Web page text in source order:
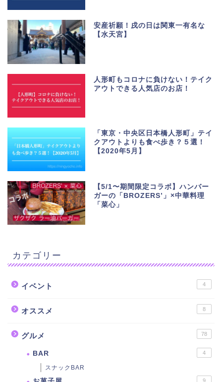
安産祈願！戌の日は関東一有名な
【水天宮】
人形町もコロナに負けない！テイク
アウトできる人気店のお店！
「東京・中央区日本橋人形町」テイ
クアウトよりも食べ歩き？５選！
【2020年5月】
【5/1〜期間限定コラボ】ハンバー
ガーの「BROZERS’」×中華料理
「菜心」
カテゴリー
イベント 4
オススメ 8
グルメ 78
BAR 4
スナックBAR
9